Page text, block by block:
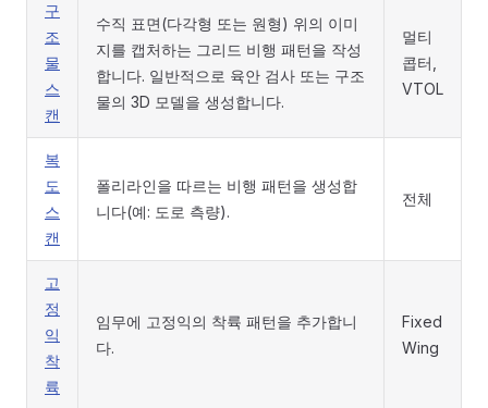
구
조
물
스
캔
수직 표면(다각형 또는 원형) 위의 이미
지를 캡처하는 그리드 비행 패턴을 작성
합니다. 일반적으로 육안 검사 또는 구조
물의 3D 모델을 생성합니다.
멀티
콥터,
VTOL
복
도
스
캔
폴리라인을 따르는 비행 패턴을 생성합
니다(예: 도로 측량).
전체
고
정
익
착
륙
임무에 고정익의 착륙 패턴을 추가합니
다.
Fixed
Wing